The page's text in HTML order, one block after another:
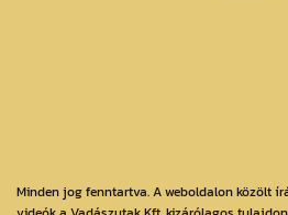
Minden jog fenntartva. A weboldalon közölt